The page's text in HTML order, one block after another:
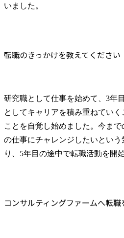
いました。
転職のきっかけを教えてください
研究職として仕事を始めて、3年
としてキャリアを積み重ねてい
ことを自覚し始めました。今ま
の仕事にチャレンジしたいとい
り、5年目の途中で転職活動を開
コンサルティングファームへ転